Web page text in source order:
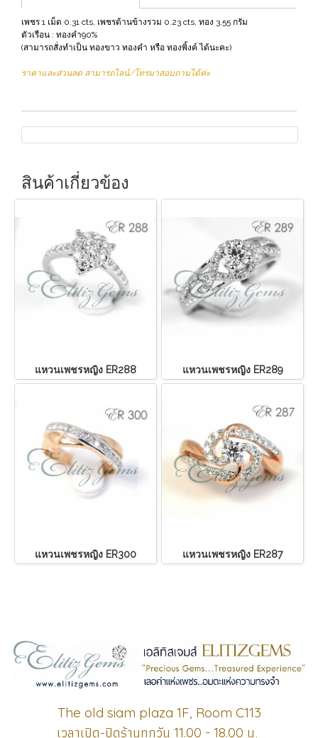
เพชร 1 เม็ด 0.31 cts, เพชรด้านข้างรวม 0.23 cts, ทอง 3.55 กรัม
ตัวเรือน : ทองคำ90%
(สามารถสั่งทำเป็น ทองขาว ทองคำ หรือ ทองพิ้งค์ ได้นะคะ)
ราคาและส่วนลด สามารถไลน์/โทรมาสอบถามได้ค่ะ
สินค้าเกี่ยวข้อง
แหวนเพชรหญิง ER288 แหวนเพชรหญิง ER289
แหวนเพชรหญิง ER300 แหวนเพชรหญิง ER287
The old siam plaza 1F, Room C113
เวลาเปิด-ปิดร้านทุกวัน 11.00 - 18.00 น.